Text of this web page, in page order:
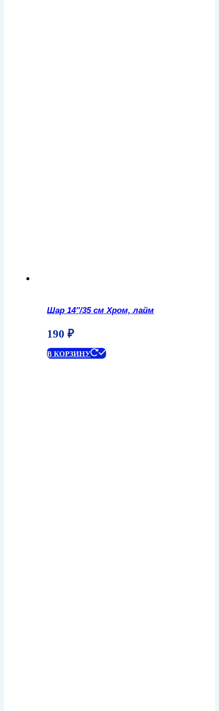
Шар 14″/35 см Хром, лайм
190 ₽
В КОРЗИНУ